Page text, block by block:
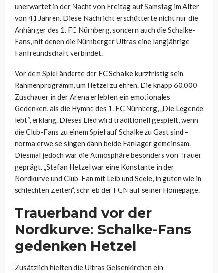
unerwartet in der Nacht von Freitag auf Samstag im Alter
von 41 Jahren. Diese Nachricht erschütterte nicht nur die
Anhänger des 1. FC Nürnberg, sondern auch die Schalke-
Fans, mit denen die Nürnberger Ultras eine langjährige
Fanfreundschaft verbindet.
Vor dem Spiel änderte der FC Schalke kurzfristig sein
Rahmenprogramm, um Hetzel zu ehren. Die knapp 60.000
Zuschauer in der Arena erlebten ein emotionales
Gedenken, als die Hymne des 1. FC Nürnberg, „Die Legende
lebt“, erklang. Dieses Lied wird traditionell gespielt, wenn
die Club-Fans zu einem Spiel auf Schalke zu Gast sind –
normalerweise singen dann beide Fanlager gemeinsam.
Diesmal jedoch war die Atmosphäre besonders von Trauer
geprägt. „Stefan Hetzel war eine Konstante in der
Nordkurve und Club-Fan mit Leib und Seele, in guten wie in
schlechten Zeiten“, schrieb der FCN auf seiner Homepage.
Trauerband vor der
Nordkurve: Schalke-Fans
gedenken Hetzel
Zusätzlich hielten die Ultras Gelsenkirchen ein